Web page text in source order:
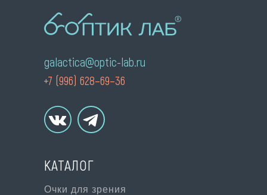
galactica@optic-lab.ru
Очки для зрения
+7 (996) 628–69–36
КАТАЛОГ